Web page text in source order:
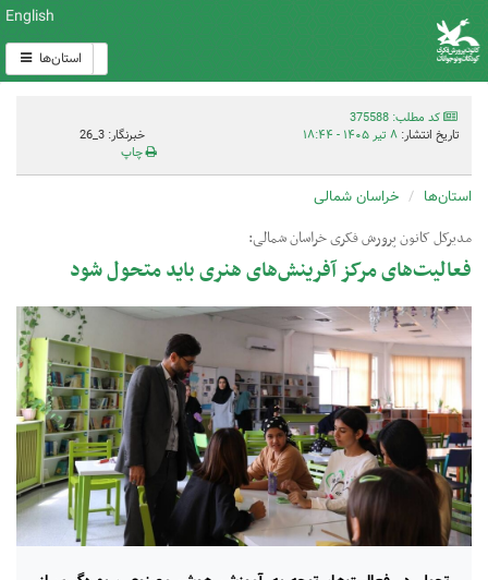
English
استان‌ها
کد مطلب: 375588
تاریخ انتشار: ۸ تیر ۱۴۰۵ - ۱۸:۴۴
خبرنگار: 3_26
چاپ
استان‌ها خراسان شمالی
مدیرکل کانون پرورش فکری خراسان شمالی:
فعالیت‌های مرکز آفرینش‌های هنری باید متحول شود